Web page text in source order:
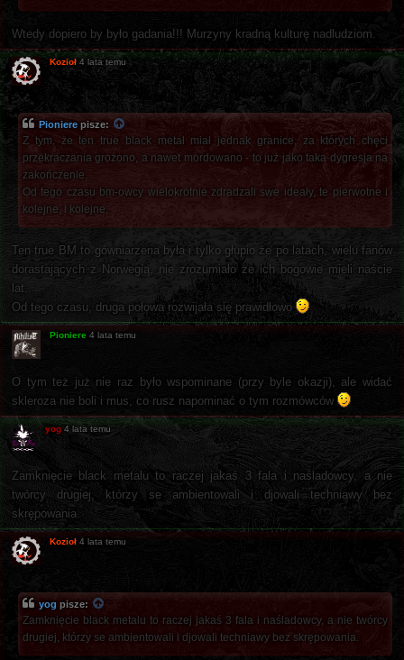
Wtedy dopiero by było gadania!!! Murzyny kradną kulturę nadludziom.
Kozioł 4 lata temu
Pionierepisze:
Z tym, że ten true black metal miał jednak granice, za których chęci
przekraczania grożono, a nawet mordowano - to już jako taka dygresja na
zakończenie.
Od tego czasu bm-owcy wielokrotnie zdradzali swe ideały, te pierwotne i
kolejne, i kolejne.
Ten true BM to gówniarzeria była i tylko głupio że po latach, wielu fanów
dorastających z Norwegią, nie zrozumiało że ich bogowie mieli naście
lat.
Od tego czasu, druga połowa rozwijała się prawidłowo
Pioniere 4 lata temu
O tym też już nie raz było wspominane (przy byle okazji), ale widać
skleroza nie boli i mus, co rusz napominać o tym rozmówców
yog 4 lata temu
Zamknięcie black metalu to raczej jakaś 3 fala i naśladowcy, a nie
twórcy drugiej, którzy se ambientowali i djowali techniawy bez
skrępowania.
Kozioł 4 lata temu
yog pisze:
Zamknięcie black metalu to raczej jakaś 3 fala i naśladowcy, a nie twórcy
drugiej, którzy se ambientowali i djowali techniawy bez skrępowania.